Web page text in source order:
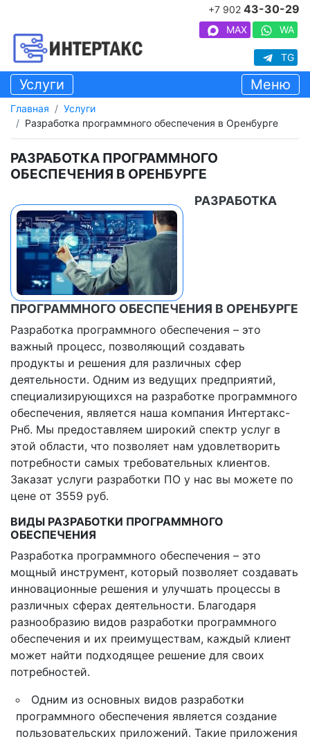
+7 902 43-30-29
MAX WA
TG
Услуги Меню
Главная
Услуги
Разработка программного обеспечения в Оренбурге
РАЗРАБОТКА ПРОГРАММНОГО
ОБЕСПЕЧЕНИЯ В ОРЕНБУРГЕ
РАЗРАБОТКА
ПРОГРАММНОГО ОБЕСПЕЧЕНИЯ В ОРЕНБУРГЕ
Разработка программного обеспечения – это
важный процесс, позволяющий создавать
продукты и решения для различных сфер
деятельности. Одним из ведущих предприятий,
специализирующихся на разработке программного
обеспечения, является наша компания Интертакс-
Рнб. Мы предоставляем широкий спектр услуг в
этой области, что позволяет нам удовлетворить
потребности самых требовательных клиентов.
Заказат услуги разработки ПО у нас вы можете по
цене от 3559 руб.
ВИДЫ РАЗРАБОТКИ ПРОГРАММНОГО
ОБЕСПЕЧЕНИЯ
Разработка программного обеспечения – это
мощный инструмент, который позволяет создавать
инновационные решения и улучшать процессы в
различных сферах деятельности. Благодаря
разнообразию видов разработки программного
обеспечения и их преимуществам, каждый клиент
может найти подходящее решение для своих
потребностей.
Одним из основных видов разработки
программного обеспечения является создание
пользовательских приложений. Такие приложения